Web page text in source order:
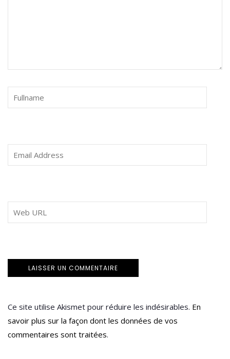
Ce site utilise Akismet pour réduire les indésirables. En
savoir plus sur la façon dont les données de vos
commentaires sont traitées.